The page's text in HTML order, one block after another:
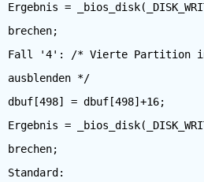
Ergebnis =
brechen;
Fall '4': /* Vierte Partition
ausblenden */
dbuf[498] = dbuf[498]+16;
Ergebnis =
brechen;
Standard: